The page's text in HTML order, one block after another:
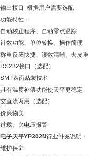
输出接口 根据用户需要选配
功能特性：
自动校正程序、自动零点跟踪
计数功能、单位转换、操作简便
称重反应快捷、读数清晰、去皮重
RS232接口（选配）
SMT表面贴装技术
具有温度补偿功能使天平更稳定
交直流两用（选配）
价廉物美
过载、欠电压报警
电子天平YP302N行业补充说明：
维护保养